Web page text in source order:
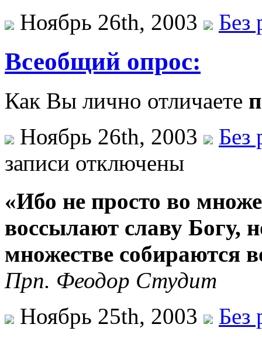
Ноябрь 26th, 2003
Без
Всеобщий опрос:
Как Вы лично отличаете
Ноябрь 26th, 2003
Без
записи отключены
«Ибо не просто во
воссылают славу Богу,
множестве собираются
Прп. Феодор Студит
Ноябрь 25th, 2003
Без